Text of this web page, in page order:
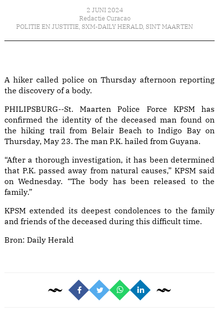
2 JUNI 2024
Redactie Curacao
POLITIE EN JUSTITIE, SXM-DAILY HERALD, SINT MAARTEN
A hiker called police on Thursday afternoon reporting
the discovery of a body.
PHILIPSBURG--St. Maarten Police Force KPSM has
confirmed the identity of the deceased man found on
the hiking trail from Belair Beach to Indigo Bay on
Thursday, May 23. The man P.K. hailed from Guyana.
“After a thorough investigation, it has been determined
that P.K. passed away from natural causes,” KPSM said
on Wednesday. “The body has been released to the
family.”
KPSM extended its deepest condolences to the family
and friends of the deceased during this difficult time.
Bron: Daily Herald